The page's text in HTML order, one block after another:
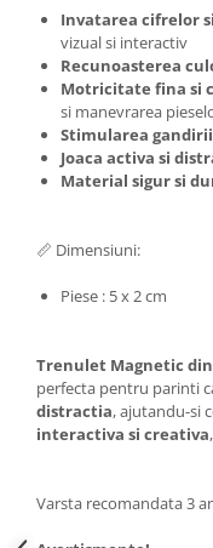
Invatarea cifrelor
vizual si interactiv
Recunoasterea
Motricitate fina si
si manevrarea
Stimularea
Joaca activa si
Material sigur si
📏 Dimensiuni:
Piese : 5 x 2 cm
Trenulet Magnetic
perfecta pentru parinti
distractia, ajutandu-si
interactiva si creativa
Varsta recomandata 3